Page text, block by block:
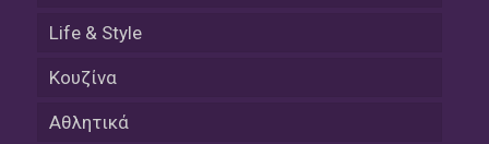
Life & Style
Κουζίνα
Αθλητικά